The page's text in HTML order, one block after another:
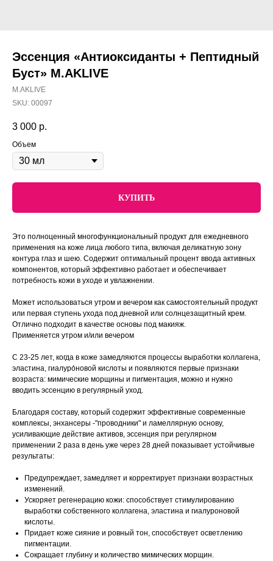
Эссенция «Антиоксиданты + Пептидный
Буст» M.AKLIVE
M.AKLIVE
SKU: 00097
3 000 р.
Объем
КУПИТЬ
Это полноценный многофункциональный продукт для ежедневного
применения на коже лица любого типа, включая деликатную зону
контура глаз и шею. Содержит оптимальный процент ввода активных
компонентов, который эффективно работает и обеспечивает
потребность кожи в уходе и увлажнении.
Может использоваться утром и вечером как самостоятельный продукт
или первая ступень ухода под дневной или солнцезащитный крем.
Отлично подходит в качестве основы под макияж.
Применяется утром и/или вечером
С 23-25 лет, когда в коже замедляются процессы выработки коллагена,
эластина, гиалуро́новой кислоты и появляются первые признаки
возраста: мимические морщины и пигментация, можно и нужно
вводить эссенцию в регулярный уход.
Благодаря составу, который содержит эффективные современные
комплексы, энхансеры -"проводники" и ламеллярную основу,
усиливающие действие активов, эссенция при регулярном
применении 2 раза в день уже через 28 дней показывает устойчивые
результаты:
Предупреждает, замедляет и корректирует признаки возрастных
изменений.
Ускоряет регенерацию кожи: способствует стимулированию
выработки собственного коллагена, эластина и гиалуроновой
кислоты.
Придает коже сияние и ровный тон, способствует осветлению
пигментации.
Сокращает глубину и количество мимических морщин.